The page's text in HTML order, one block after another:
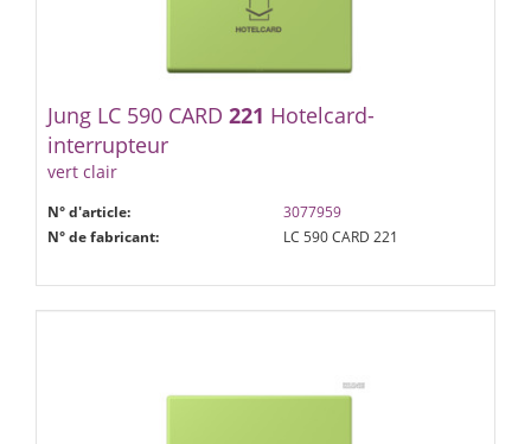
Jung LC 590 CARD 221 Hotelcard-
interrupteur
vert clair
N° d'article:
3077959
N° de fabricant:
LC 590 CARD 221